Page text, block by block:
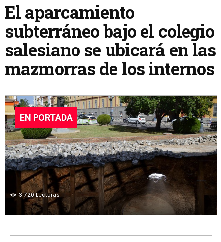
El aparcamiento
subterráneo bajo el colegio
salesiano se ubicará en las
mazmorras de los internos
EN PORTADA
3.720Lecturas